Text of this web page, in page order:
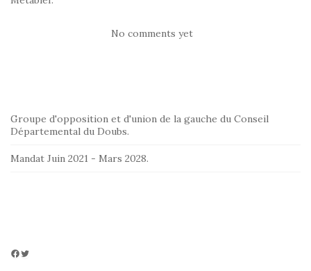
No comments yet
Groupe d'opposition et d'union de la gauche du Conseil
Départemental du Doubs.
Mandat Juin 2021 - Mars 2028.
Facebook
Twitter